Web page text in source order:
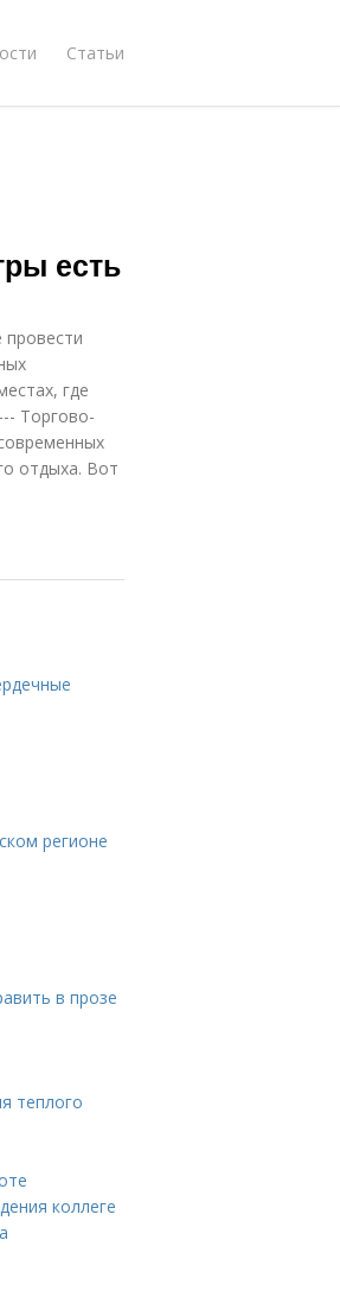
Статьи
есть
провести
где
Торгово-
отдыха. Вот
регионе
в прозе
теплого
коллеге